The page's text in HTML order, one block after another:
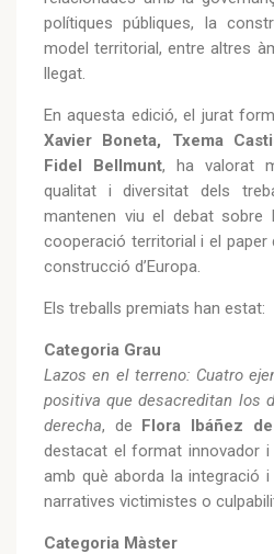
polítiques públiques, la
model territorial, entre altres
llegat.
En aquesta edició, el jurat
Xavier Boneta, Txema
Fidel Bellmunt, ha valorat
qualitat i diversitat dels
mantenen viu el debat sobre
cooperació territorial i el paper
construcció d’Europa.
Els treballs premiats han estat:
Categoria Grau
Lazos en el terreno: Cuatro
positiva que desacreditan los
derecha, de Flora Ibáñez
destacat el format innovador i
amb què aborda la integració
narratives victimistes o
Categoria Màster